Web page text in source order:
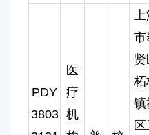
PDY
3803
医
疗
机
市
贤
柘
镇
区